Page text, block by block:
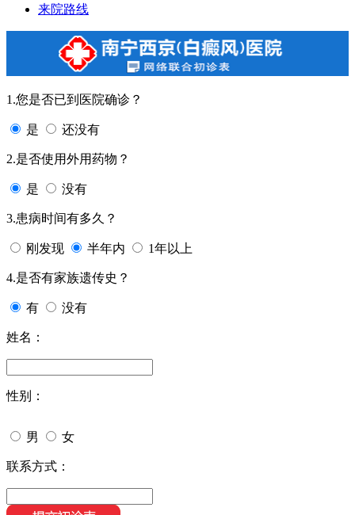
来院路线
1.您是否已到医院确诊？
是 还没有
2.是否使用外用药物？
是 没有
3.患病时间有多久？
刚发现 半年内 1年以上
4.是否有家族遗传史？
有 没有
姓名：
性别：
男 女
联系方式：